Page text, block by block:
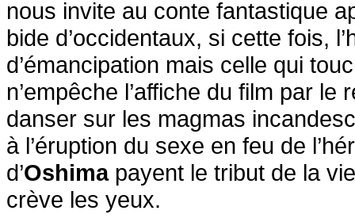
nous invite au conte fantastique
bide d’occidentaux, si cette fois,
d’émancipation mais celle qui
n’empêche l’affiche du film par le
danser sur les magmas
à l’éruption du sexe en feu de
d’Oshimapayent le tribut de la
crève les yeux.